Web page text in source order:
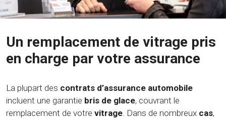
Un remplacement de vitrage pris
en charge par votre assurance
La plupart des contrats d’assurance automobile
incluent une garantie bris de glace, couvrant le
remplacement de votre vitrage. Dans de nombreux cas,